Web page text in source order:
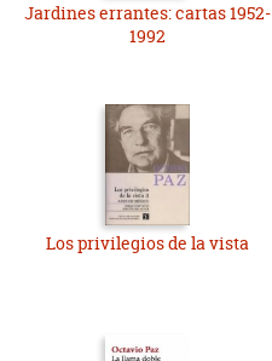
Jardines errantes: cartas 1952-
1992
Los privilegios de la vista